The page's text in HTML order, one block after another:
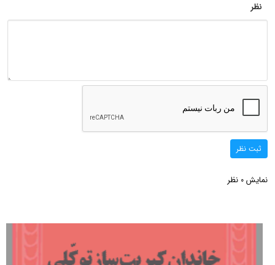
نظر
ثبت نظر
نمایش 0 نظر